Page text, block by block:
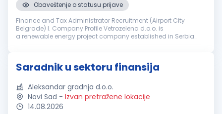
Obaveštenje o statusu prijave
Finance and Tax Administrator Recruitment (Airport City
Belgrade) I. Company Profile Vetrozelena d.o.o. is
a renewable energy project company established in Serbia
Saradnik u sektoru finansija
Aleksandar gradnja d.o.o.
Novi Sad - Izvan pretražene lokacije
14.08.2026